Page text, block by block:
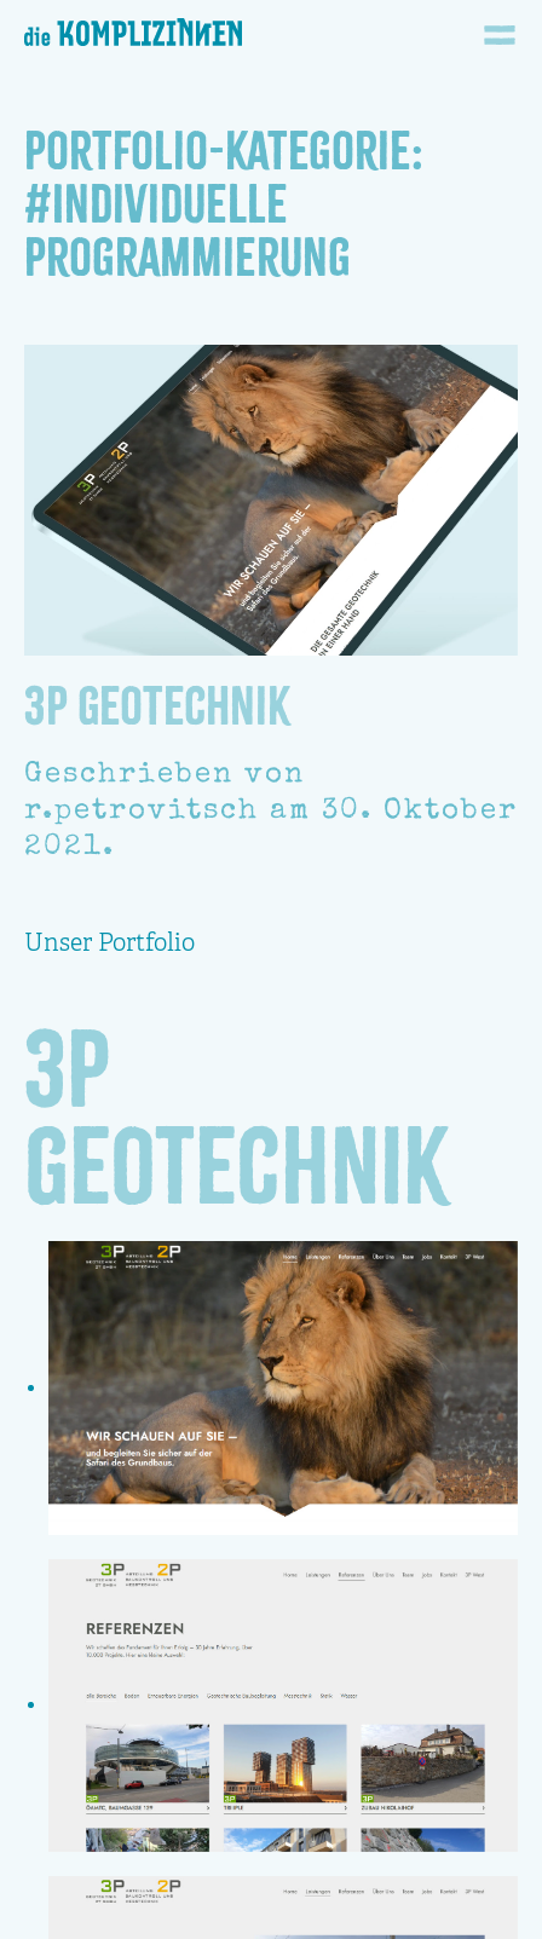
Portfolio-Kategorie:
#Individuelle
Programmierung
3P Geotechnik
Geschrieben von
r.petrovitsch am 30. Oktober
2021.
Unser Portfolio
3P
Geotechnik